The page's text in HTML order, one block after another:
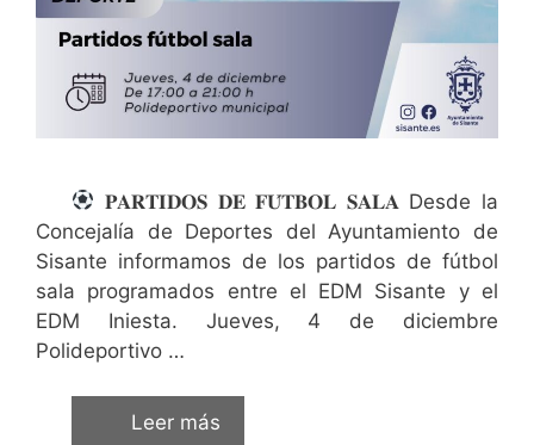
𝐏𝐀𝐑𝐓𝐈𝐃𝐎𝐒 𝐃𝐄 𝐅𝐔́𝐓𝐁𝐎𝐋 𝐒𝐀𝐋𝐀 Desde la
Concejalía de Deportes del Ayuntamiento de
Sisante informamos de los partidos de fútbol
sala programados entre el EDM Sisante y el
EDM Iniesta. Jueves, 4 de diciembre
Polideportivo …
Leer más